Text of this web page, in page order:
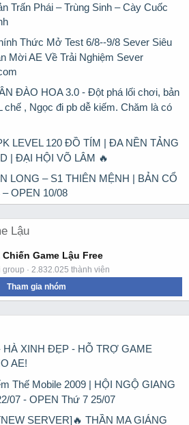
Trấn Phái – Trùng Sinh – Cày Cuốc
Thức Mở Test 6/8--9/8 Sever Siêu
Mời AE Về Trải Nghiệm Sever
ĐÀO HOA 3.0 - Đột phá lối chơi, bản
chế , Ngọc đi pb dễ kiếm. Chăm là có
LEVEL 120 ĐỒ TÍM | ĐA NỀN TẢNG
| ĐẠI HỘI VÕ LÂM 🔥
LONG – S1 THIÊN MỆNH | BẢN CỔ
– OPEN 10/08
Lậu
Chiến Game Lậu Free
· 2.832.025 thành viên
Tham gia nhóm
HÀ XINH ĐẸP - HỖ TRỢ GAME
AE!
Thế Mobile 2009 | HỘI NGỘ GIANG
07 - OPEN Thứ 7 25/07
SERVER]🔥 THẦN MA GIÁNG